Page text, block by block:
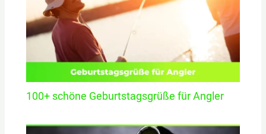
100+ schöne Geburtstagsgrüße für Angler